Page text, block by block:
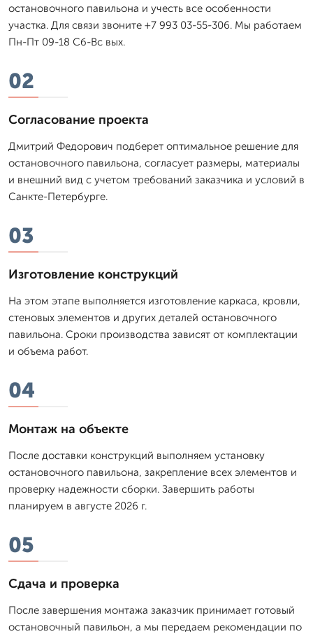
остановочного павильона и учесть все особенности
участка. Для связи звоните +7 993 03-55-306. Мы работаем
Пн-Пт 09-18 Сб-Вс вых.
02
Согласование проекта
Дмитpий Федорович подберет оптимальное решение для
остановочного павильона, согласует размеры, материалы
и внешний вид с учетом требований заказчика и условий в
Санкте-Петербурге.
03
Изготовление конструкций
На этом этапе выполняется изготовление каркаса, кровли,
стеновых элементов и других деталей остановочного
павильона. Сроки производства зависят от комплектации
и объема работ.
04
Монтаж на объекте
После доставки конструкций выполняем установку
остановочного павильона, закрепление всех элементов и
проверку надежности сборки. Завершить работы
планируем в августе 2026 г.
05
Сдача и проверка
После завершения монтажа заказчик принимает готовый
остановочный павильон, а мы передаем рекомендации по